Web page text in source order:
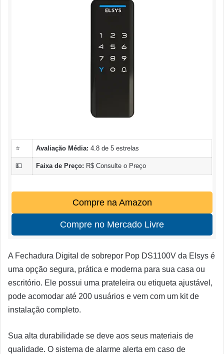
⭐ Avaliação Média: 4.8 de 5 estrelas
💵 Faixa de Preço: R$ Consulte o Preço
Compre na Amazon
Compre no Mercado Livre
A Fechadura Digital de sobrepor Pop DS1100V da Elsys é
uma opção segura, prática e moderna para sua casa ou
escritório. Ele possui uma prateleira ou etiqueta ajustável,
pode acomodar até 200 usuários e vem com um kit de
instalação completo.
Sua alta durabilidade se deve aos seus materiais de
qualidade. O sistema de alarme alerta em caso de